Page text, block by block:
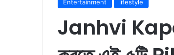
Entertainment lifestyle
Janhvi